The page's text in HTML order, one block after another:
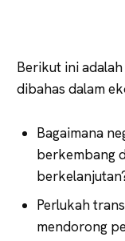
Berikut ini
dibahas dalam
Bagaimana
berkembang
Perlukah
mendorong